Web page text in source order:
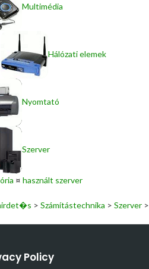
Multimédia
Hálózati elemek
Nyomtató
Szerver
¤ használt szerver
> Számítástechnika > Szerver >
Policy